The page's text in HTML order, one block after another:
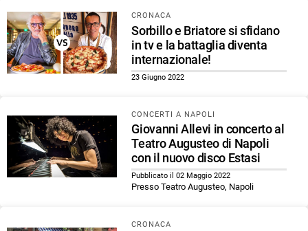
CRONACA
Sorbillo e Briatore si sfidano
in tv e la battaglia diventa
internazionale!
23 Giugno 2022
CONCERTI A NAPOLI
Giovanni Allevi in concerto al
Teatro Augusteo di Napoli
con il nuovo disco Estasi
Pubblicato il 02 Maggio 2022
Presso Teatro Augusteo, Napoli
CRONACA